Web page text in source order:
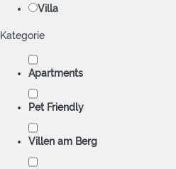
Villa
Kategorie
Apartments
Pet Friendly
Villen am Berg